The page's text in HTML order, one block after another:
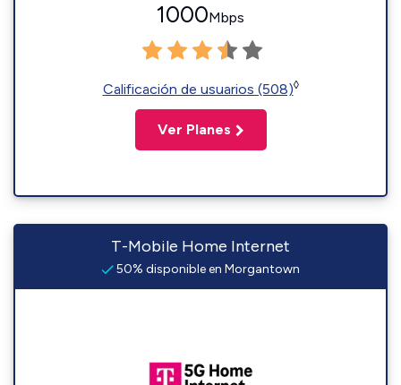
1000Mbps
Calificación de usuarios (508)◊
Ver Planes
T-Mobile Home Internet
50% disponible en Morgantown